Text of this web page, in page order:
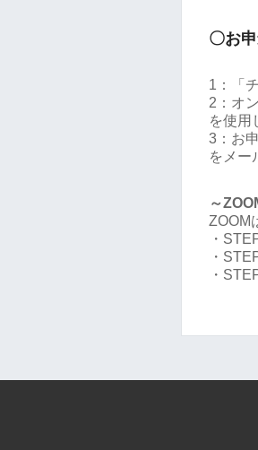
〇お
1：「
2：オ
を使用
3：お
をメー
～
ZOOM
・
・
・